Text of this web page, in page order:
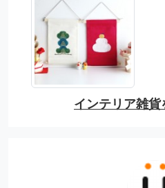
インテリア雑